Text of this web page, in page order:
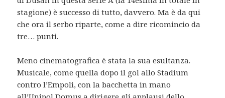
stagione) è successo di tutto, davvero. Ma è da qui
che ora il serbo riparte, come a dire ricomincio da
tre… punti.
Meno cinematografica è stata la sua esultanza.
Musicale, come quella dopo il gol allo Stadium
contro l’Empoli, con la bacchetta in mano